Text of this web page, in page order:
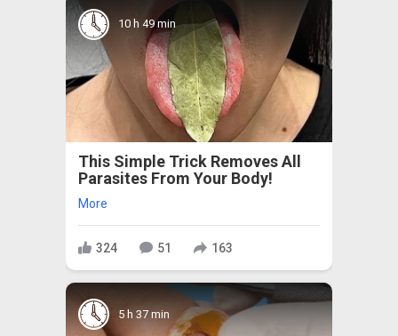
10 h 49 min
This Simple Trick Removes All
Parasites From Your Body!
More
324 51 163
5 h 37 min